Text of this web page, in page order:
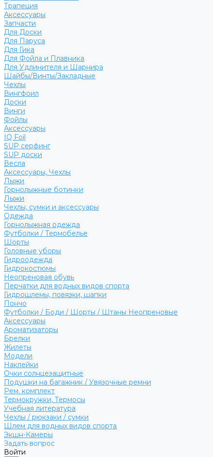
Трапеция
Аксессуары
Запчасти
Для Доски
Для Паруса
Для Гика
Для Фойла и Плавника
Для Удлинителя и Шарнира
Шайбы/Винты/Закладные
Чехлы
Вингфоил
Доски
Винги
Фойлы
Аксессуары
IQ Foil
SUP серфинг
SUP доски
Весла
Аксессуары, Чехлы
Лыжи
Горнолыжные ботинки
Лыжи
Чехлы, сумки и аксессуары
Одежда
Горнолыжная одежда
Футболки / Термобелье
Шорты
Головные уборы
Гидроодежда
Гидрокостюмы
Неопреновая обувь
Перчатки для водных видов спорта
Гидрошлемы, повязки, шапки
Пончо
Футболки / Боди / Шорты / Штаны Неопреновые
Аксессуары
Ароматизаторы
Брелки
Жилеты
Модели
Наклейки
Очки солнцезащитные
Подушки на багажник / Увязочные ремни
Рем. комплект
Термокружки, Термосы
Учебная литература
Чехлы / рюкзаки / сумки
Шлем для водных видов спорта
Экшн-Камеры
Задать вопрос
Войти